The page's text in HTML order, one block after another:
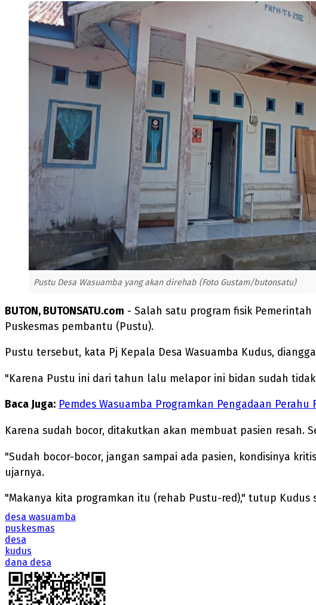
Pustu Desa Wasuamba yang akan direhab (Foto Gustam/butonsatu)
BUTON, BUTONSATU.com - Salah satu program fisik
Puskesmas pembantu (Pustu).
Pustu tersebut, kata Pj Kepala Desa Wasuamba Kudus,
"Karena Pustu ini dari tahun lalu melapor ini bidan sudah
Baca Juga: Pemdes Wasuamba Programkan Pengadaan
Karena sudah bocor, ditakutkan akan membuat pasien
"Sudah bocor-bocor, jangan sampai ada pasien, kondisinya
ujarnya.
"Makanya kita programkan itu (rehab Pustu-red)," tutup
desa wasuamba
puskesmas
desa
kudus
dana desa